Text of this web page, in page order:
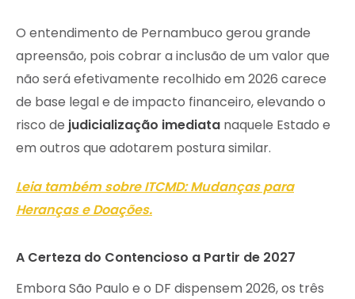
O entendimento de Pernambuco gerou grande
apreensão, pois cobrar a inclusão de um valor que
não será efetivamente recolhido em 2026 carece
de base legal e de impacto financeiro, elevando o
risco de judicialização imediata naquele Estado e
em outros que adotarem postura similar.
Leia também sobre ITCMD: Mudanças para
Heranças e Doações.
A Certeza do Contencioso a Partir de 2027
Embora São Paulo e o DF dispensem 2026, os três